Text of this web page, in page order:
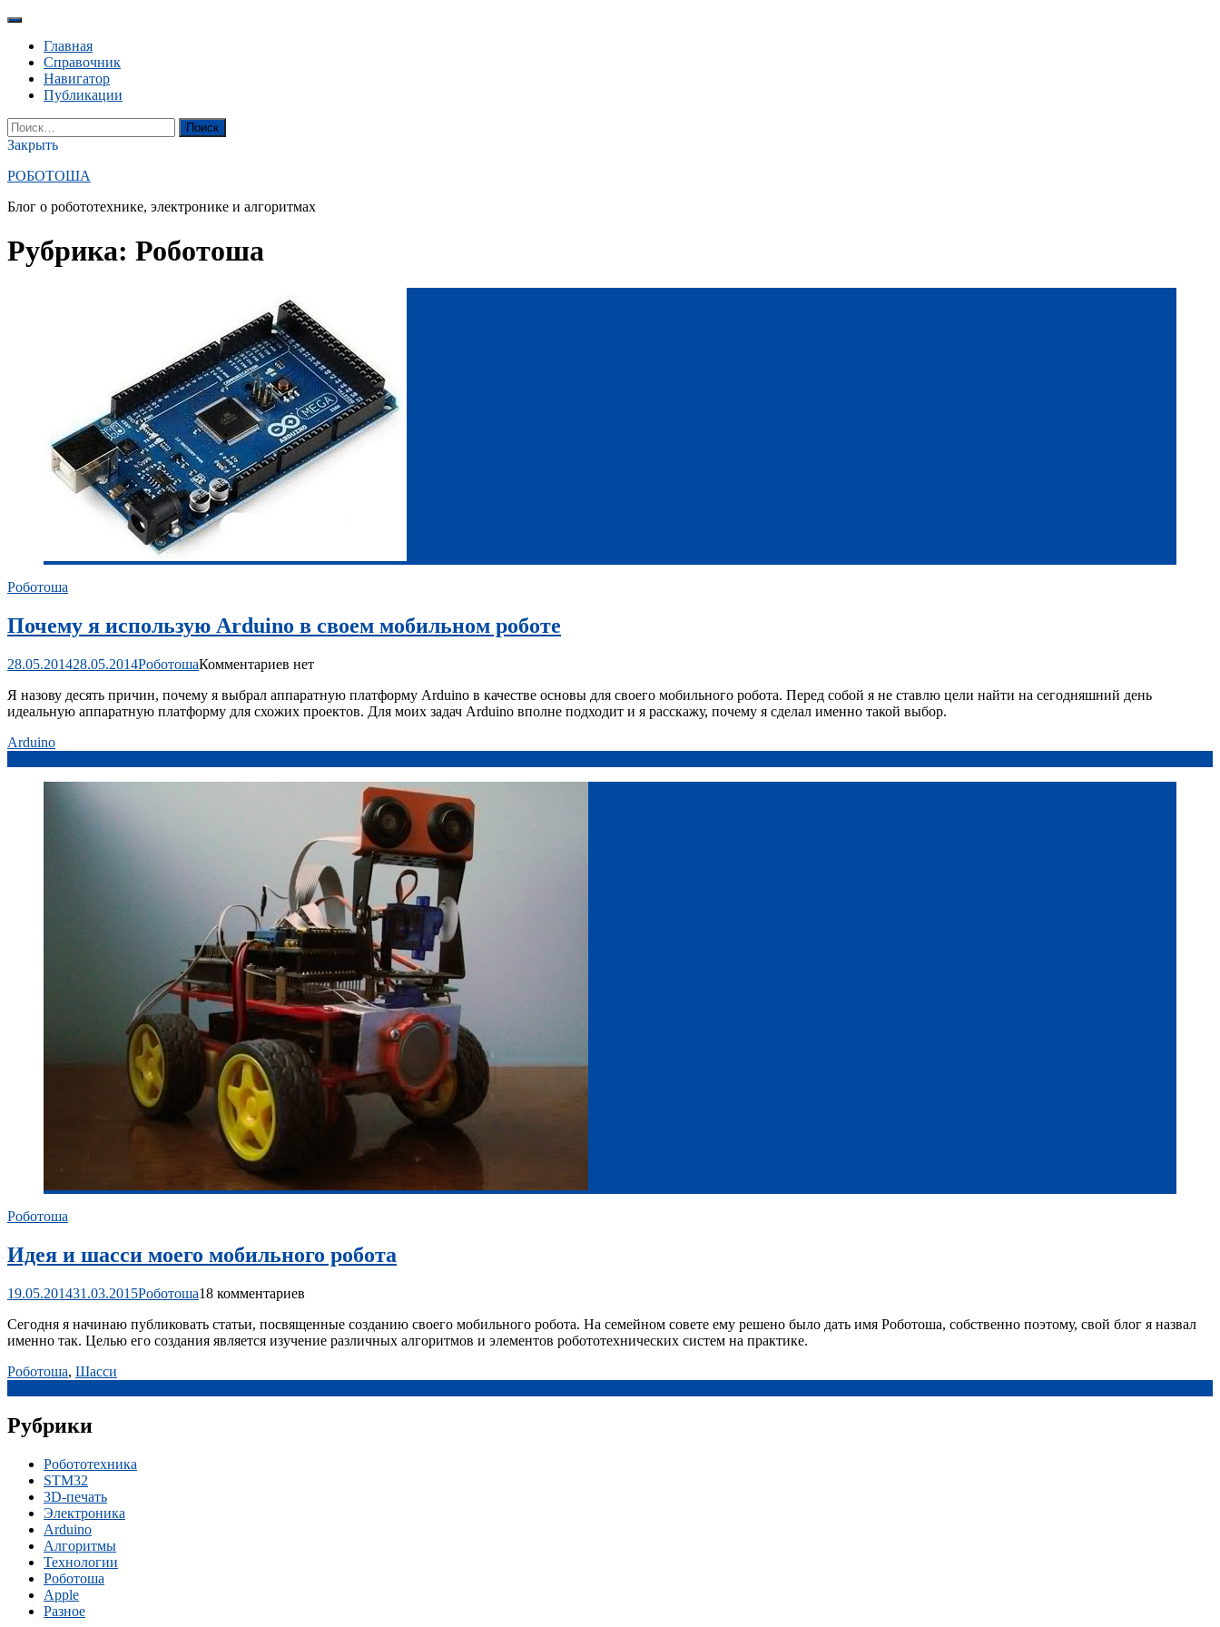
Перейти
содержанию
Главная
Справочник
Навигатор
Публикации
YouTube
Вконтакте
RSS
Поиск
Найти:
Закрыть
РОБОТОША
Блог о робототехнике, электронике и алгоритмах
Рубрика: Роботоша
Роботоша
Почему я использую Arduino в своем мобильном роботе
28.05.201428.05.2014РоботошаКомментариев нет
Я назову десять причин, почему я выбрал аппаратную платформу Arduino в качестве основы для своего мобильного робота. Перед собой я не ставлю цели найти на сегодняшний день
идеальную аппаратную платформу для схожих проектов. Для моих задач Arduino вполне подходит и я расскажу, почему я сделал именно такой выбор.
Arduino
Роботоша
Идея и шасси моего мобильного робота
19.05.201431.03.2015Роботоша18 комментариев
Сегодня я начинаю публиковать статьи, посвященные созданию своего мобильного робота. На семейном совете ему решено было дать имя Роботоша, собственно поэтому, свой блог я назвал
именно так. Целью его создания является изучение различных алгоритмов и элементов робототехнических систем на практике.
Роботоша, Шасси
Рубрики
Робототехника
STM32
3D-печать
Электроника
Arduino
Алгоритмы
Технологии
Роботоша
Apple
Разное